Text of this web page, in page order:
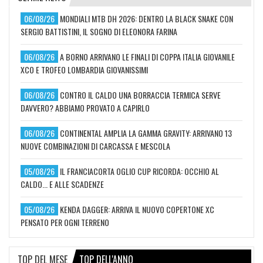
06/08/26 MONDIALI MTB DH 2026: DENTRO LA BLACK SNAKE CON
SERGIO BATTISTINI, IL SOGNO DI ELEONORA FARINA
06/08/26 A BORNO ARRIVANO LE FINALI DI COPPA ITALIA GIOVANILE
XCO E TROFEO LOMBARDIA GIOVANISSIMI
06/08/26 CONTRO IL CALDO UNA BORRACCIA TERMICA SERVE
DAVVERO? ABBIAMO PROVATO A CAPIRLO
06/08/26 CONTINENTAL AMPLIA LA GAMMA GRAVITY: ARRIVANO 13
NUOVE COMBINAZIONI DI CARCASSA E MESCOLA
05/08/26 IL FRANCIACORTA OGLIO CUP RICORDA: OCCHIO AL
CALDO... E ALLE SCADENZE
05/08/26 KENDA DAGGER: ARRIVA IL NUOVO COPERTONE XC
PENSATO PER OGNI TERRENO
TOP DEL MESE TOP DELL'ANNO